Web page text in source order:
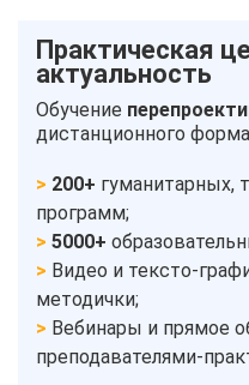
Практическая
актуальность
Обучение
дистанционного
200+ гуманитарных,
программ;
5000+
Видео и тексто-
методички;
Вебинары и прямое
преподавателями-